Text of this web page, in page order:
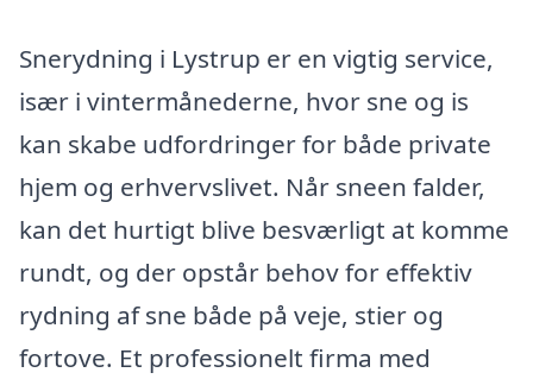
Snerydning i Lystrup er en vigtig service,
især i vintermånederne, hvor sne og is
kan skabe udfordringer for både private
hjem og erhvervslivet. Når sneen falder,
kan det hurtigt blive besværligt at komme
rundt, og der opstår behov for effektiv
rydning af sne både på veje, stier og
fortove. Et professionelt firma med